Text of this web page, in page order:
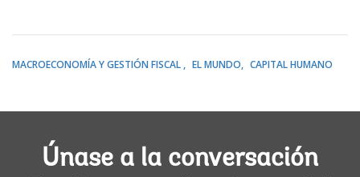
MACROECONOMÍA Y GESTIÓN FISCAL EL MUNDO CAPITAL HUMANO
Únase a la conversación